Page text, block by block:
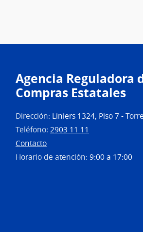
Agencia Reguladora
Compras Estatales
Dirección: Liniers 1324, Piso 7 -
Teléfono: 2903 11 11
Contacto
Horario de atención: 9:00 a 17:00